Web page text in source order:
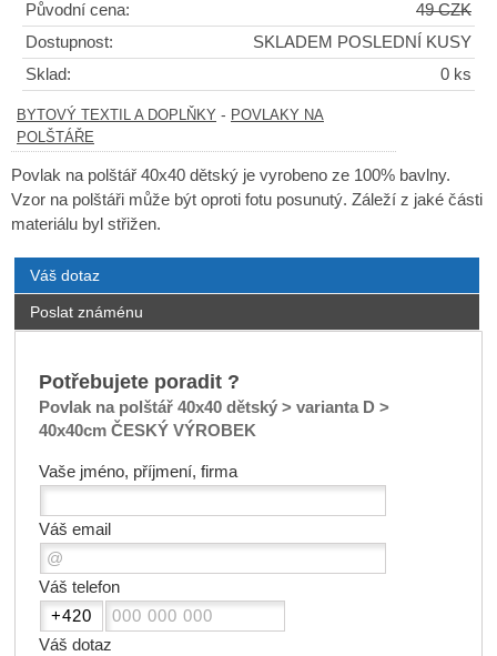
Původní cena:
49 CZK
Dostupnost:
SKLADEM POSLEDNÍ KUSY
Sklad:
0 ks
BYTOVÝ TEXTIL A DOPLŇKY - POVLAKY NA
POLŠTÁŘE
Povlak na polštář 40x40 dětský je vyrobeno ze 100% bavlny.
Vzor na polštáři může být oproti fotu posunutý. Záleží z jaké části
materiálu byl střižen.
Váš dotaz
Poslat známénu
Potřebujete poradit ?
Povlak na polštář 40x40 dětský > varianta D >
40x40cm ČESKÝ VÝROBEK
Vaše jméno, příjmení, firma
Váš email
Váš telefon
Váš dotaz